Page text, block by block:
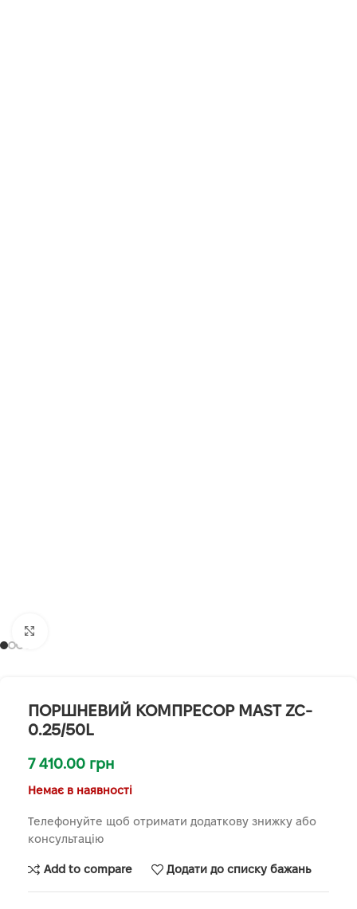
ПОРШНЕВИЙ КОМПРЕСОР MAST ZC-
0.25/50L
7 410.00 грн
Немає в наявності
Телефонуйте щоб отримати додаткову знижку або
консультацію
Add to compare Додати до списку бажань